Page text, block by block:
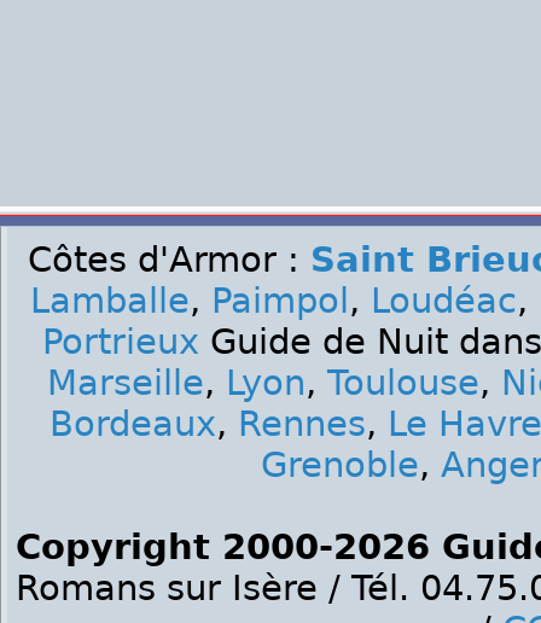
Côtes d'Armor : Saint
Lamballe, Paimpol , Loudéac,
Portrieux Guide de Nuit
Marseille, Lyon, Toulouse,
Bordeaux, Rennes, Le Havre
Grenoble,
Copyright 2000-2026
Romans sur Isère / Tél.